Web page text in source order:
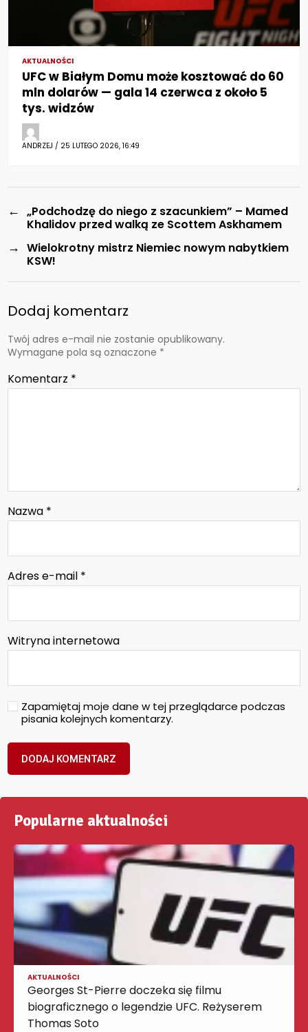
AKTUALNOŚCI
UFC w Białym Domu może kosztować do 60
mln dolarów — gala 14 czerwca z około 5
tys. widzów
ANDRZEJ / 25 LUTEGO 2026, 16:49
← „Podchodzę do niego z szacunkiem” – Mamed
Khalidov przed walką ze Scottem Askhamem
→ Wielokrotny mistrz Niemiec nowym nabytkiem
KSW!
Dodaj komentarz
Twój adres e-mail nie zostanie opublikowany.
Wymagane pola są oznaczone *
Komentarz *
Nazwa *
Adres e-mail *
Witryna internetowa
Zapamiętaj moje dane w tej przeglądarce podczas
pisania kolejnych komentarzy.
Popularne aktualności
AKTUALNOŚCI
Georges St-Pierre doczeka się filmu
biograficznego o legendzie UFC. Reżyserem
Thomas Soto